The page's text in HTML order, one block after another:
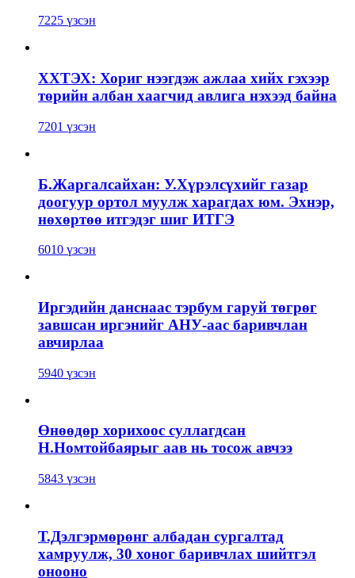
7225 үзсэн
ХХТЭХ: Хориг нээгдэж ажлаа хийх гэхээр
төрийн албан хаагчид авлига нэхээд байна
7201 үзсэн
Б.Жаргалсайхан: У.Хүрэлсүхийг газар
доогуур ортол муулж харагдах юм. Эхнэр,
нөхөртөө итгэдэг шиг ИТГЭ
6010 үзсэн
Иргэдийн данснаас тэрбум гаруй төгрөг
завшсан иргэнийг АНУ-аас баривчлан
авчирлаа
5940 үзсэн
Өнөөдөр хорихоос суллагдсан
Н.Номтойбаярыг аав нь тосож авчээ
5843 үзсэн
Т.Дэлгэрмөрөнг албадан сургалтад
хамруулж, 30 хоног баривчлах шийтгэл
онооно